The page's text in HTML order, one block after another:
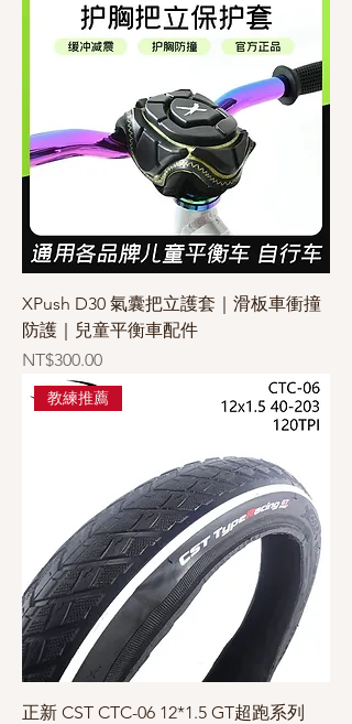
XPush D30 氣囊把立護套｜滑板車衝撞
防護｜兒童平衡車配件
價格
NT$300.00
教練推薦
正新 CST CTC-06 12*1.5 GT超跑系列